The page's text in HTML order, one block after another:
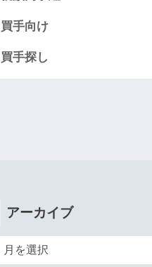
買手向け
買手探し
アーカイブ